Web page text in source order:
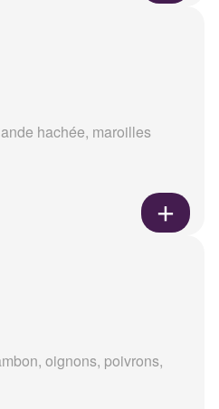
hachée, maroilles
oignons, poivrons,